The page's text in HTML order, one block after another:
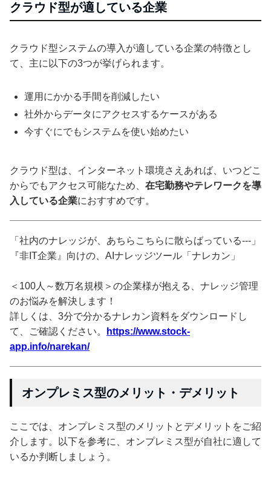
クラウド型が適している企業
クラウド型システムの導入が適している企業の特徴とし
て、主に以下の3つが挙げられます。
運用にかかる手間を削減したい
社外からデータにアクセスするケースがある
今すぐにでもシステムを使い始めたい
クラウド型は、インターネット環境さえあれば、いつどこ
からでもアクセス可能なため、 在宅勤務やテレワークを導
入している企業におすすめです。
「社内のナレッジが、あちらこちらに散らばっている---」
『非IT企業』向けの、AIナレッジツール「ナレカン」
＜100人～数万名規模＞の企業様が抱える、ナレッジ管理
のお悩みを解決します！
詳しくは、3分で分かるナレカン資料をダウンロードし
て、ご確認ください。
https://www.stock-
app.info/narekan/
オンプレミス型のメリット・デメリット
ここでは、オンプレミス型のメリットとデメリットをご紹
介します。以下を参考に、オンプレミス型が自社に適して
いるか判断しましょう。